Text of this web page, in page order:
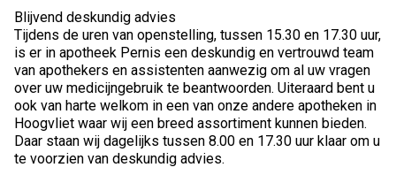
Blijvend deskundig advies
Tijdens de uren van openstelling, tussen 15.30 en 17.30 uur,
is er in apotheek Pernis een deskundig en vertrouwd team
van apothekers en assistenten aanwezig om al uw vragen
over uw medicijngebruik te beantwoorden. Uiteraard bent u
ook van harte welkom in een van onze andere apotheken in
Hoogvliet waar wij een breed assortiment kunnen bieden.
Daar staan wij dagelijks tussen 8.00 en 17.30 uur klaar om u
te voorzien van deskundig advies.